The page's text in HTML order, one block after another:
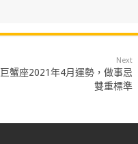
Next
巨蟹座2021年4月運勢，做事忌
雙重標準